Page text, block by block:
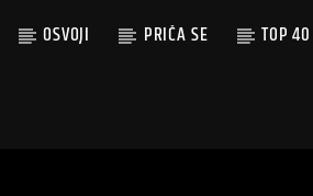
OSVOJI PRIČA SE TOP 40